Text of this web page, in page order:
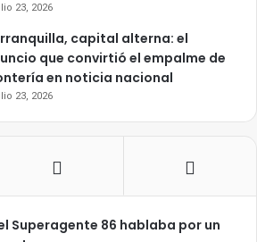
23, 2026
capital alterna: el
que convirtió el empalme de
en noticia nacional
23, 2026
Superagente 86 hablaba por un